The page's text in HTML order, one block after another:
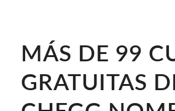
MÁS DE 99
GRATUITAS